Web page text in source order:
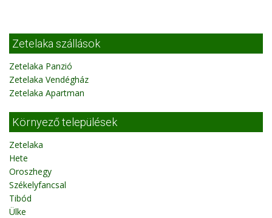
Zetelaka szállások
Zetelaka Panzió
Zetelaka Vendégház
Zetelaka Apartman
Környező települések
Zetelaka
Hete
Oroszhegy
Székelyfancsal
Tibód
Ülke